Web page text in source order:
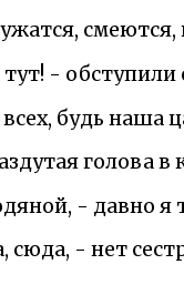
смеются,
- обступили
будь наша
голова в
- давно я
- нет